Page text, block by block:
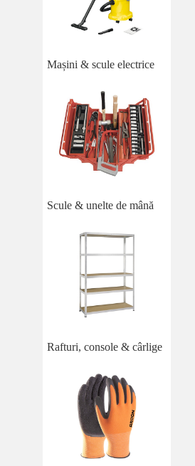
Mașini & scule electrice
Scule & unelte de mână
Rafturi, console & cârlige